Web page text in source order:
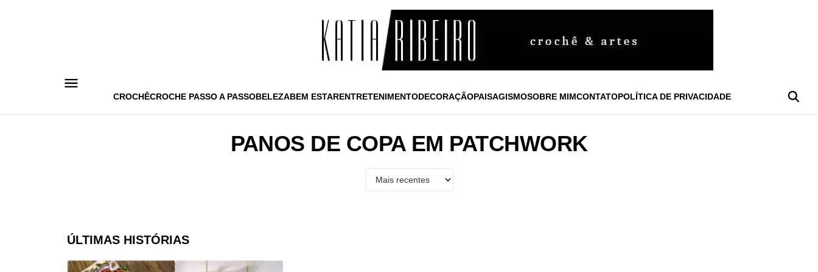
CROCHÊCROCHE PASSO A PASSOBELEZABEM ESTARENTRETENIMENTODECORAÇÃOPAISAGISMOSOBRE MIMCONTATOPOLÍTICA DE PRIVACIDADE
PANOS DE COPA EM PATCHWORK
ÚLTIMAS HISTÓRIAS